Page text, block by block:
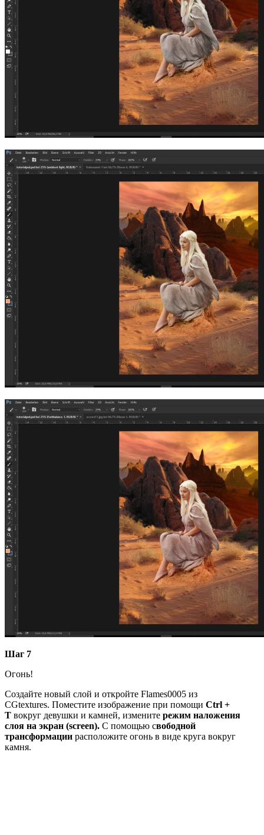
Шаг 7
Огонь!
Создайте новый слой и откройте Flames0005 из
CGtextures. Поместите изображение при помощи Ctrl +
T вокруг девушки и камней, измените режим наложения
слоя на экран (screen). С помощью свободной
трансформации расположите огонь в виде круга вокруг
камня.